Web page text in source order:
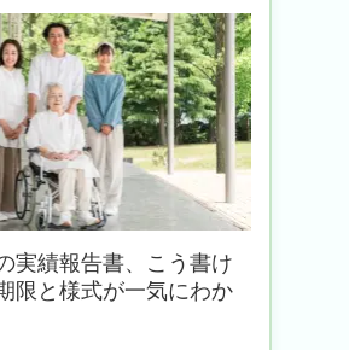
実績報告書、こう書け
限と様式が一気にわか